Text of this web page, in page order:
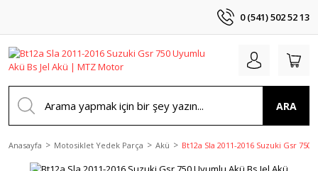
0 (541) 502 52 13
ARA
Anasayfa Motosiklet Yedek Parça Akü Bt12a Sla 2011-2016 Suzuki Gsr 750